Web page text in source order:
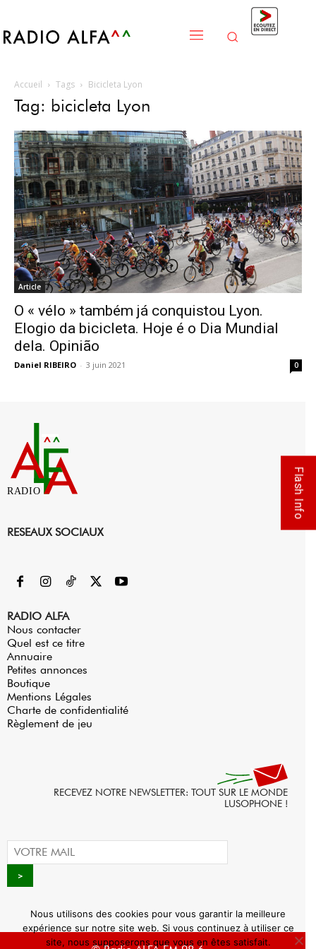
Accueil Tags Bicicleta Lyon
Tag: bicicleta Lyon
Article
O « vélo » também já conquistou Lyon.
Elogio da bicicleta. Hoje é o Dia Mundial
dela. Opinião
Daniel RIBEIRO - 3 juin 2021 0
RADIO
RESEAUX SOCIAUX
RADIO ALFA
Nous contacter
Quel est ce titre
Annuaire
Petites annonces
Boutique
Mentions Légales
Charte de confidentialité
Règlement de jeu
RECEVEZ NOTRE NEWSLETTER: TOUT SUR LE MONDE
LUSOPHONE !
Flash Info
Nous utilisons des cookies pour vous garantir la meilleure
expérience sur notre site web. Si vous continuez à utiliser ce
site, nous supposerons que vous en êtes satisfait.